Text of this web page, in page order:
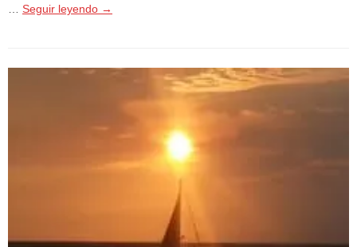
Seguir leyendo →